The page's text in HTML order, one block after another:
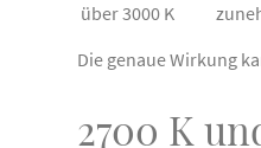
über 3000 K
Die genaue Wirkung
2700 K